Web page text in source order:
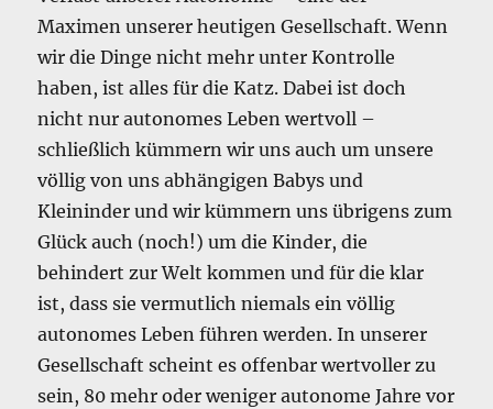
Maximen unserer heutigen Gesellschaft. Wenn
wir die Dinge nicht mehr unter Kontrolle
haben, ist alles für die Katz. Dabei ist doch
nicht nur autonomes Leben wertvoll –
schließlich kümmern wir uns auch um unsere
völlig von uns abhängigen Babys und
Kleininder und wir kümmern uns übrigens zum
Glück auch (noch!) um die Kinder, die
behindert zur Welt kommen und für die klar
ist, dass sie vermutlich niemals ein völlig
autonomes Leben führen werden. In unserer
Gesellschaft scheint es offenbar wertvoller zu
sein, 80 mehr oder weniger autonome Jahre vor